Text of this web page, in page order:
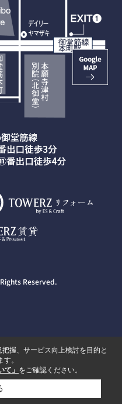
Reserved.
握、サービス向上検討を目的と
。
て」 をご確認ください。